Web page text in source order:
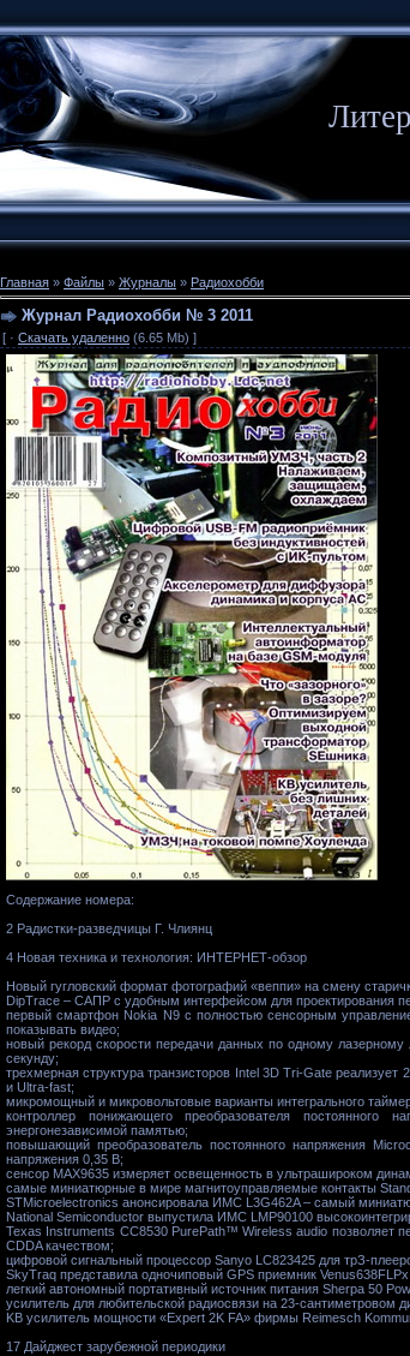
Главная » Файлы » Журналы » Радиохобби
Журнал Радиохобби № 3 2011
[ · Скачать удаленно (6.65 Mb) ]
Содержание номера:
2 Радистки-разведчицы Г. Члиянц
4 Новая техника и технология: ИНТЕРНЕТ-обзор
Новый гугловский формат фотографий «веппи» на смену
DipTrace – САПР с удобным интерфейсом для проектирования
первый смартфон Nokia N9 с полностью сенсорным
показывать видео;
новый рекорд скорости передачи данных по одному
секунду;
трехмерная структура транзисторов Intel 3D Tri-Gate
и Ultra-fast;
микромощный и микровольтовые варианты интегрального
контроллер понижающего преобразователя постоянного
энергонезависимой памятью;
повышающий преобразователь постоянного напряжения
напряжения 0,35 В;
сенсор МАХ9635 измеряет освещенность в ультрашироком
самые миниатюрные в мире магнитоуправляемые контакты
STMicroelectronics анонсировала ИМС L3G462A – самый
National Semiconductor выпустила ИМС LMP90100
Texas Instruments CC8530 PurePath™ Wireless audio позволяет
CDDA качеством;
цифровой сигнальный процессор Sanyo LC823425 для трЗ-
SkyTraq представила одночиповый GPS приемник
легкий автономный портативный источник питания Sherpa 50
усилитель для любительской радиосвязи на 23-сантиметровом
KB усилитель мощности «Expert 2K FA» фирмы Reimesch
17 Дайджест зарубежной периодики